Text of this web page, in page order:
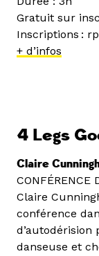
Gratuit sur
Inscriptions :
+ d’infos
4 Legs
Claire
Claire
conférence
danseuse et